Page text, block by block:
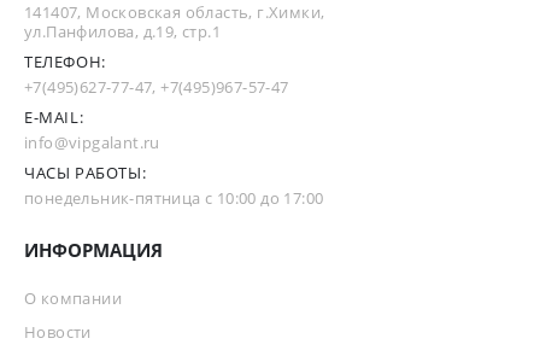
141407, Московская область, г.Химки,
ул.Панфилова, д.19, стр.1
ТЕЛЕФОН:
+7(495)627-77-47,+7(495)967-57-47
E-MAIL:
info@vipgalant.ru
ЧАСЫ РАБОТЫ:
понедельник-пятница с 10:00 до 17:00
ИНФОРМАЦИЯ
О компании
Новости